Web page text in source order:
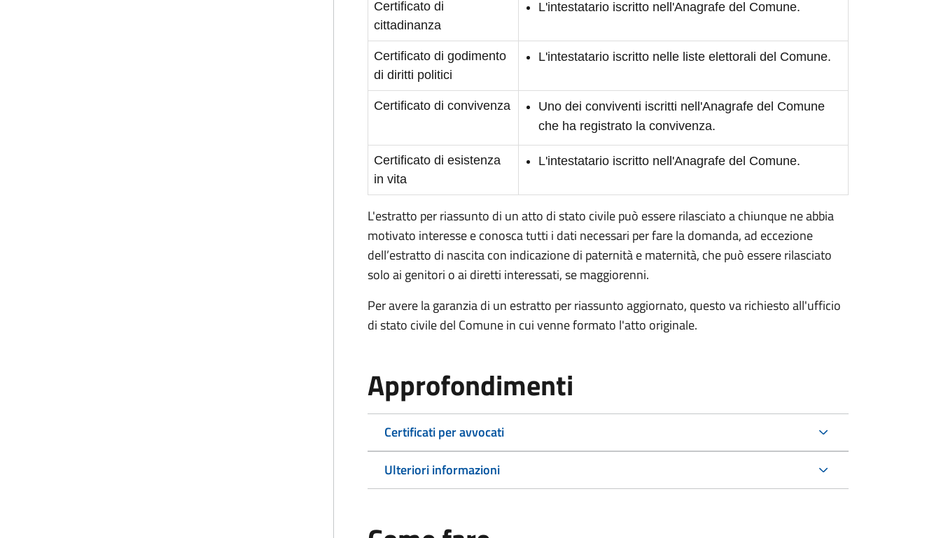
Certificato di
cittadinanza
L'intestatario iscritto nell'Anagrafe del Comune.
Certificato di godimento
di diritti politici
L'intestatario iscritto nelle liste elettorali del Comune.
Certificato di convivenza
Uno dei conviventi iscritti nell'Anagrafe del Comune
che ha registrato la convivenza.
Certificato di esistenza
in vita
L'intestatario iscritto nell'Anagrafe del Comune.
L'estratto per riassunto di un atto di stato civile può essere rilasciato a chiunque ne abbia
motivato interesse e conosca tutti i dati necessari per fare la domanda, ad eccezione
dell’estratto di nascita con indicazione di paternità e maternità, che può essere rilasciato
solo ai genitori o ai diretti interessati, se maggiorenni.
Per avere la garanzia di un estratto per riassunto aggiornato, questo va richiesto all'ufficio
di stato civile del Comune in cui venne formato l'atto originale.
Approfondimenti
Certificati per avvocati
Ulteriori informazioni